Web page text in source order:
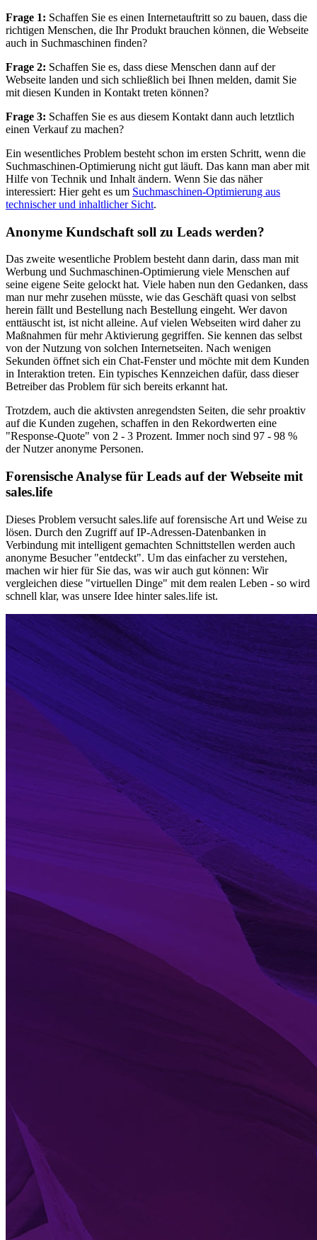
Frage 1: Schaffen Sie es einen Internetauftritt so zu bauen, dass die
richtigen Menschen, die Ihr Produkt brauchen können, die Webseite
auch in Suchmaschinen finden?
Frage 2: Schaffen Sie es, dass diese Menschen dann auf der
Webseite landen und sich schließlich bei Ihnen melden, damit Sie
mit diesen Kunden in Kontakt treten können?
Frage 3: Schaffen Sie es aus diesem Kontakt dann auch letztlich
einen Verkauf zu machen?
Ein wesentliches Problem besteht schon im ersten Schritt, wenn die
Suchmaschinen-Optimierung nicht gut läuft. Das kann man aber mit
Hilfe von Technik und Inhalt ändern. Wenn Sie das näher
interessiert: Hier geht es um Suchmaschinen-Optimierung aus
technischer und inhaltlicher Sicht.
Anonyme Kundschaft soll zu Leads werden?
Das zweite wesentliche Problem besteht dann darin, dass man mit
Werbung und Suchmaschinen-Optimierung viele Menschen auf
seine eigene Seite gelockt hat. Viele haben nun den Gedanken, dass
man nur mehr zusehen müsste, wie das Geschäft quasi von selbst
herein fällt und Bestellung nach Bestellung eingeht. Wer davon
enttäuscht ist, ist nicht alleine. Auf vielen Webseiten wird daher zu
Maßnahmen für mehr Aktivierung gegriffen. Sie kennen das selbst
von der Nutzung von solchen Internetseiten. Nach wenigen
Sekunden öffnet sich ein Chat-Fenster und möchte mit dem Kunden
in Interaktion treten. Ein typisches Kennzeichen dafür, dass dieser
Betreiber das Problem für sich bereits erkannt hat.
Trotzdem, auch die aktivsten anregendsten Seiten, die sehr proaktiv
auf die Kunden zugehen, schaffen in den Rekordwerten eine
"Response-Quote" von 2 - 3 Prozent. Immer noch sind 97 - 98 %
der Nutzer anonyme Personen.
Forensische Analyse für Leads auf der Webseite mit
sales.life
Dieses Problem versucht sales.life auf forensische Art und Weise zu
lösen. Durch den Zugriff auf IP-Adressen-Datenbanken in
Verbindung mit intelligent gemachten Schnittstellen werden auch
anonyme Besucher "entdeckt". Um das einfacher zu verstehen,
machen wir hier für Sie das, was wir auch gut können: Wir
vergleichen diese "virtuellen Dinge" mit dem realen Leben - so wird
schnell klar, was unsere Idee hinter sales.life ist.